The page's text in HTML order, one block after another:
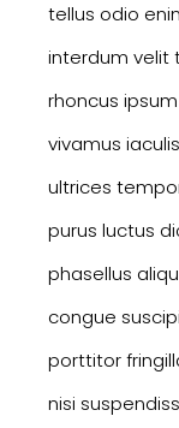
tellus odio
interdum velit
rhoncus
vivamus
ultrices
purus luctus
phasellus
congue
porttitor
nisi